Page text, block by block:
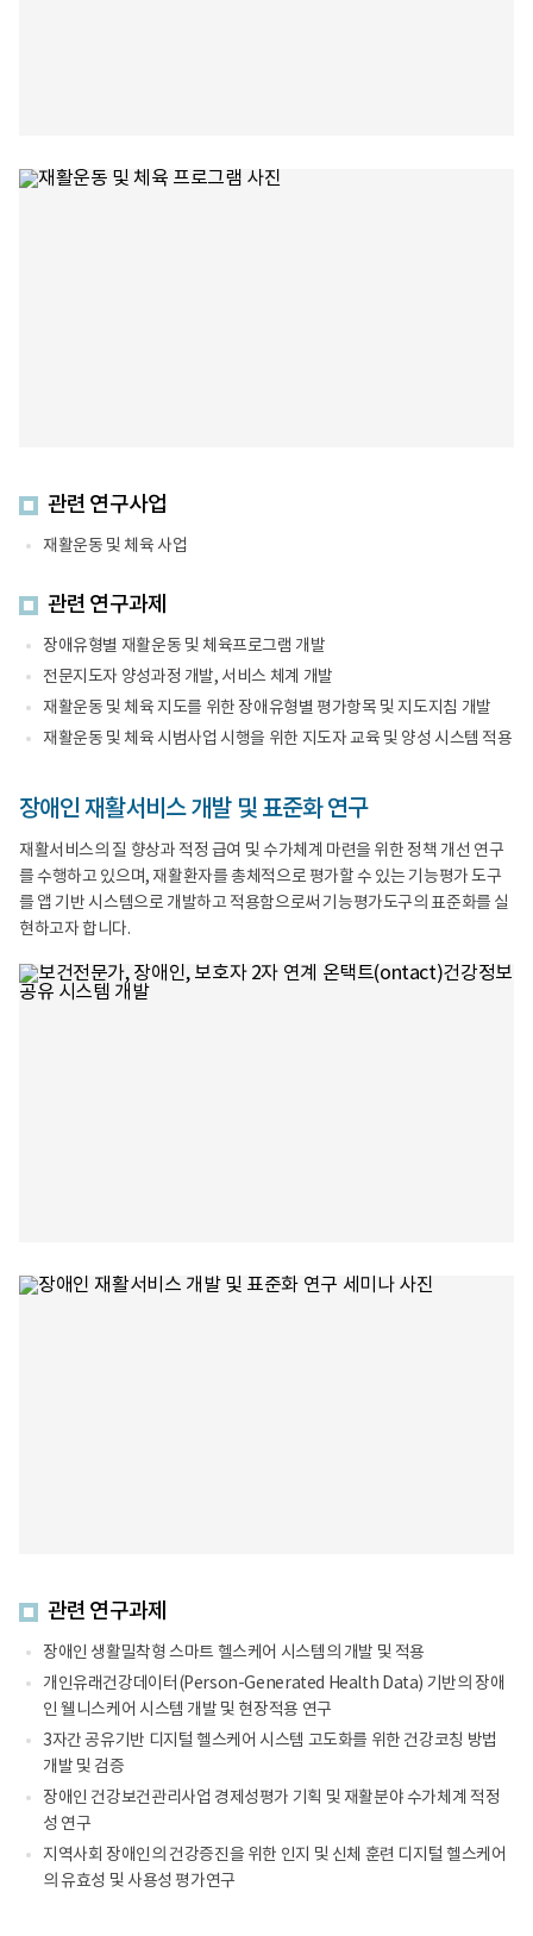
관련 연구사업
재활운동 및 체육 사업
관련 연구과제
장애유형별 재활운동 및 체육프로그램 개발
전문지도자 양성과정 개발, 서비스 체계 개발
재활운동 및 체육 지도를 위한 장애유형별 평가항목 및 지도지침 개발
재활운동 및 체육 시범사업 시행을 위한 지도자 교육 및 양성 시스템 적용
장애인 재활서비스 개발 및 표준화 연구
재활서비스의 질 향상과 적정 급여 및 수가체계 마련을 위한 정책 개선 연구
를 수행하고 있으며, 재활환자를 총체적으로 평가할 수 있는 기능평가 도구
를 앱 기반 시스템으로 개발하고 적용함으로써 기능평가도구의 표준화를 실
현하고자 합니다.
관련 연구과제
장애인 생활밀착형 스마트 헬스케어 시스템의 개발 및 적용
개인유래건강데이터(Person-Generated Health Data) 기반의 장애
인 웰니스케어 시스템 개발 및 현장적용 연구
3자간 공유기반 디지털 헬스케어 시스템 고도화를 위한 건강코칭 방법
개발 및 검증
장애인 건강보건관리사업 경제성평가 기획 및 재활분야 수가체계 적정
성 연구
지역사회 장애인의 건강증진을 위한 인지 및 신체 훈련 디지털 헬스케어
의 유효성 및 사용성 평가연구